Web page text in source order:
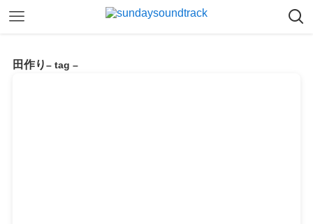
田作り– tag –